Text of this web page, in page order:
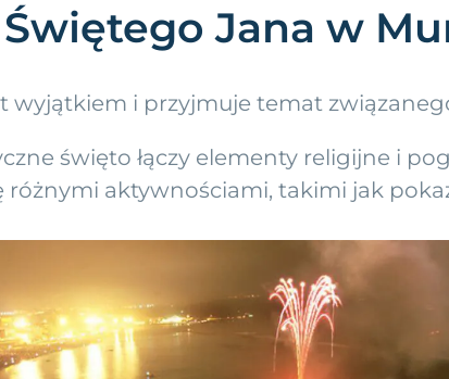
Jana w
wyjątkiem i przyjmuje temat
święto łączy elementy religijne i
różnymi aktywnościami, takimi jak